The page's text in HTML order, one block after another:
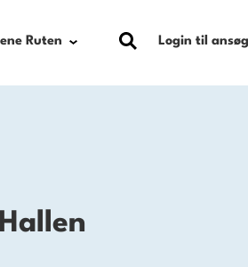
Ruten Login til